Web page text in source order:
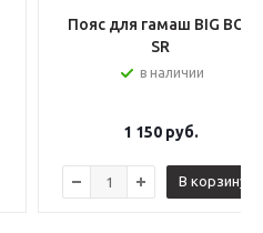
Пояс для гамаш BIG BOY
SR
в наличии
1 150руб.
В корзину